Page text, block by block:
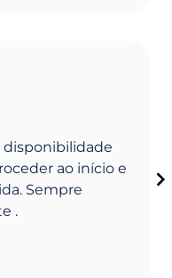
ao início e
Sempre
.